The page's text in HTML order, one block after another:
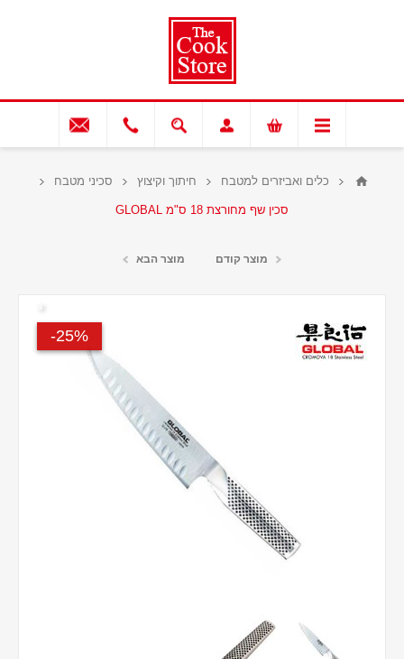
כלים ואביזרים למטבח חיתוך וקיצוץ סכיני מטבח
סכין שף מחורצת 18 ס"מ GLOBAL
מוצר קודם מוצר הבא
25%-